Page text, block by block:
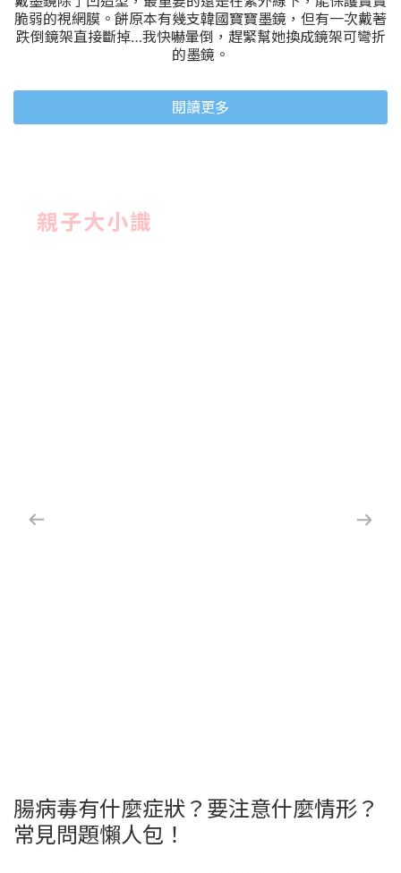
脆弱的視網膜。餅原本有幾支韓國寶寶墨鏡，但有一次戴著
跌倒鏡架直接斷掉…我快嚇暈倒，趕緊幫她換成鏡架可彎折
的墨鏡。
閱讀更多
親子大小識
腸病毒有什麼症狀？要注意什麼情形？
常見問題懶人包！